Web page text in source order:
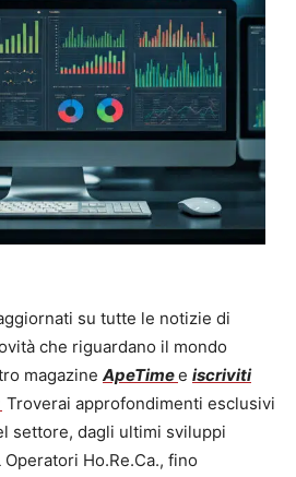
su tutte le notizie di
che riguardano il mondo
magazine ApeTimee iscriviti
Troverai approfondimenti esclusivi
settore, dagli ultimi sviluppi
Ho.Re.Ca., fino